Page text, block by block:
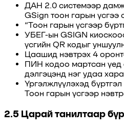
ДАН 2.0 системээр
GSign тоон гарын үсгээ
“Тоон гарын үсгээр
УБЕГ-ын GSIGN
үсгийн QR кодыг
Цаашид нэвтрэх 4
ПИН кодоо мартсан
дэлгэцэнд нэг удаа
Үргэлжлүүлэхэд
Тоон гарын үсгээр
2.5 Царай танилтаар